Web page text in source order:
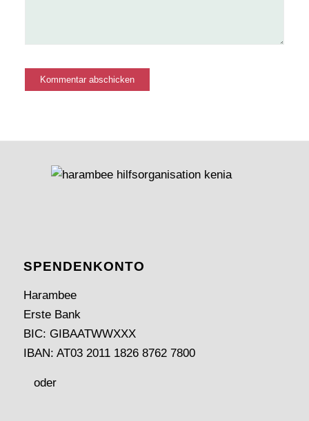
SPENDEN­KONTO
Harambee
Erste Bank
BIC: GIBAATWWXXX
IBAN: AT03 2011 1826 8762 7800
oder